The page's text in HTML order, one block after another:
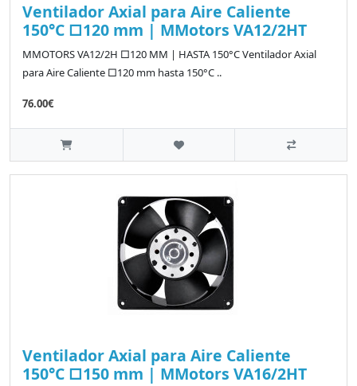
Ventilador Axial para Aire Caliente
150°C □120 mm | MMotors VA12/2HT
MMOTORS VA12/2H □120 MM | HASTA 150°C Ventilador Axial
para Aire Caliente □120 mm hasta 150°C ..
76.00€
Ventilador Axial para Aire Caliente
150°C □150 mm | MMotors VA16/2HT